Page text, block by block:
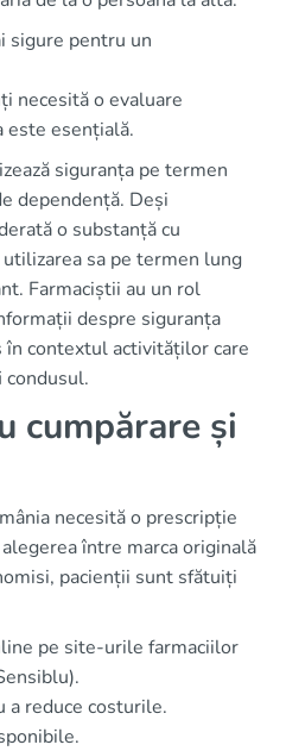
sigure pentru un
necesită o evaluare
este esențială.
siguranța pe termen
dependență. Deși
o substanță cu
sa pe termen lung
Farmaciștii au un rol
despre siguranța
contextul activităților care
condusul.
cumpărare și
necesită o prescripție
între marca originală
pacienții sunt sfătuiți
pe site-urile farmaciilor
a reduce costurile.